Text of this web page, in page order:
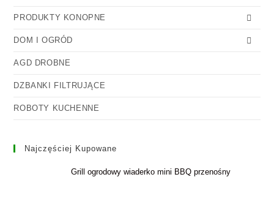
PRODUKTY KONOPNE
DOM I OGRÓD
AGD DROBNE
DZBANKI FILTRUJĄCE
ROBOTY KUCHENNE
Najczęściej Kupowane
Grill ogrodowy wiaderko mini BBQ przenośny